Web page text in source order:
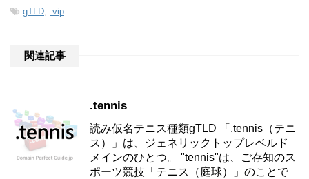
-gTLD, .vip
関連記事
.tennis
読み仮名テニス種類gTLD 「.tennis（テニ
ス）」は、ジェネリックトップレベルド
メインのひとつ。 "tennis"は、ご存知のス
ポーツ競技「テニス（庭球）」のことで